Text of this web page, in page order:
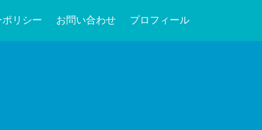
リシー お問い合わせ プロフィール